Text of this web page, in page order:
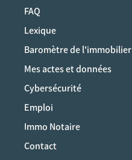
FAQ
Lexique
Baromètre de l'immobilier
Mes actes et données
Cybersécurité
Emploi
Immo Notaire
Contact